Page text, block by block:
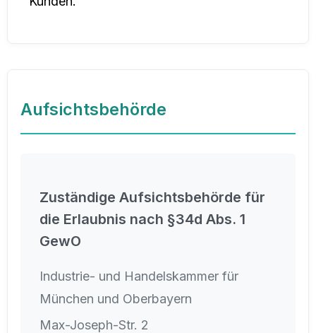
Aufsichtsbehörde
Zuständige Aufsichtsbehörde für
die Erlaubnis nach §34d Abs. 1
GewO
Industrie- und Handelskammer für
München und Oberbayern
Max-Joseph-Str. 2